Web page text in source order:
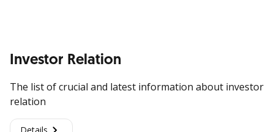
Investor Relation
The list of crucial and latest information about investor
relation